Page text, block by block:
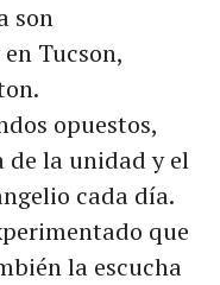
son
Tucson,
opuestos,
de la unidad y el
cada día.
que
la escucha